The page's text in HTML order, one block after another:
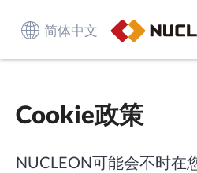
简体中文
Cookie政策
NUCLEON可能会不时在